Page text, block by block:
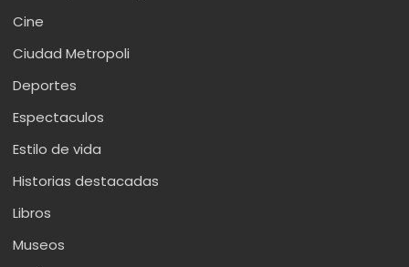
Cine
Ciudad Metropoli
Deportes
Espectaculos
Estilo de vida
Historias destacadas
Libros
Museos